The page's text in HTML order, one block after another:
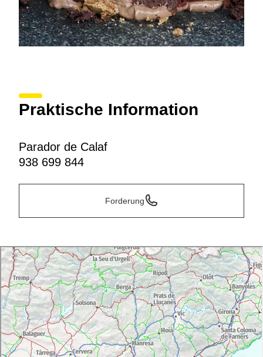
Praktische Information
Parador de Calaf
938 699 844
Forderung